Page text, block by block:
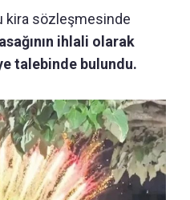
kira sözleşmesinde
ihlali olarak
talebinde bulundu.